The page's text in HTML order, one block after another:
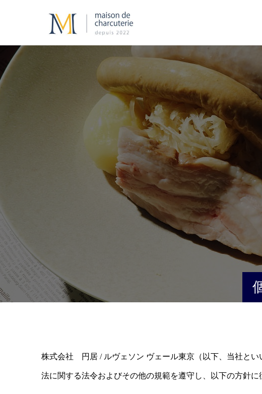
株式会社 円居 / ルヴェソン ヴェール東京（以下、当社と
法に関する法令およびその他の規範を遵守し、以下の方針に